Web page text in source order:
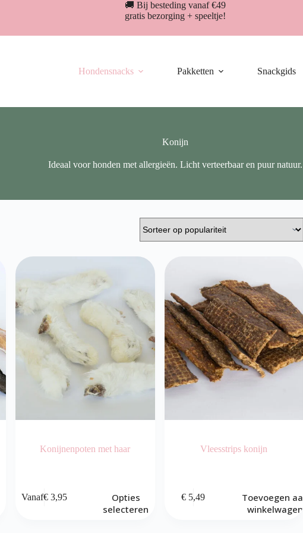
🚚 Bij besteding vanaf €49
gratis bezorging + speeltje!
Hondensnacks Pakketten Snackgids
Konijn
Ideaal voor honden met allergieën. Licht verteerbaar en puur natuur.
Konijnenpoten met haar
Vanaf€ 3,95
Opties
selecteren
product
Vleesstrips konijn
€ 5,49
Toevoegen aan
winkelwagen